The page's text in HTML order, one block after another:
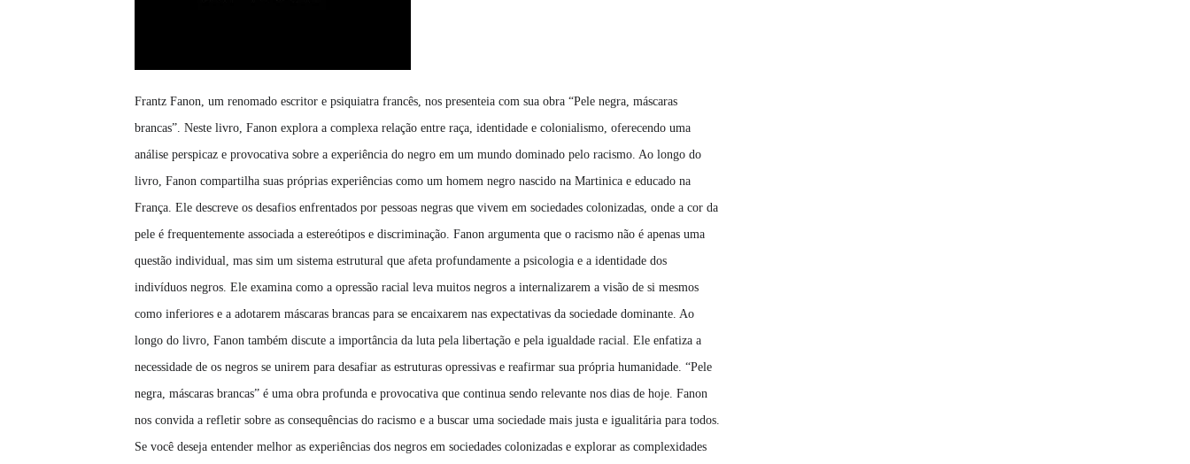
Frantz Fanon, um renomado escritor e psiquiatra francês, nos presenteia com sua obra “Pele negra, máscaras
brancas”. Neste livro, Fanon explora a complexa relação entre raça, identidade e colonialismo, oferecendo uma
análise perspicaz e provocativa sobre a experiência do negro em um mundo dominado pelo racismo. Ao longo do
livro, Fanon compartilha suas próprias experiências como um homem negro nascido na Martinica e educado na
França. Ele descreve os desafios enfrentados por pessoas negras que vivem em sociedades colonizadas, onde a cor da
pele é frequentemente associada a estereótipos e discriminação. Fanon argumenta que o racismo não é apenas uma
questão individual, mas sim um sistema estrutural que afeta profundamente a psicologia e a identidade dos
indivíduos negros. Ele examina como a opressão racial leva muitos negros a internalizarem a visão de si mesmos
como inferiores e a adotarem máscaras brancas para se encaixarem nas expectativas da sociedade dominante. Ao
longo do livro, Fanon também discute a importância da luta pela libertação e pela igualdade racial. Ele enfatiza a
necessidade de os negros se unirem para desafiar as estruturas opressivas e reafirmar sua própria humanidade. “Pele
negra, máscaras brancas” é uma obra profunda e provocativa que continua sendo relevante nos dias de hoje. Fanon
nos convida a refletir sobre as consequências do racismo e a buscar uma sociedade mais justa e igualitária para todos.
Se você deseja entender melhor as experiências dos negros em sociedades colonizadas e explorar as complexidades